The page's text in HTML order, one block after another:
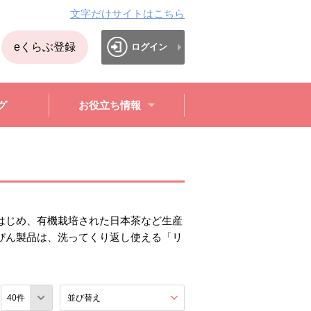
文字だけサイトはこちら
eくらぶ登録 ログイン
お役立ち情報
め、有機栽培された日本茶など生産
製品は、洗ってくり返し使える「リ
並び替え